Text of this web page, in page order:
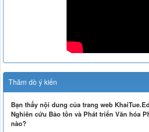
Thăm dò ý kiến
Bạn thấy nội dung của trang web
Nghiên cứu Bảo tồn và Phát triển Văn hóa
nào?